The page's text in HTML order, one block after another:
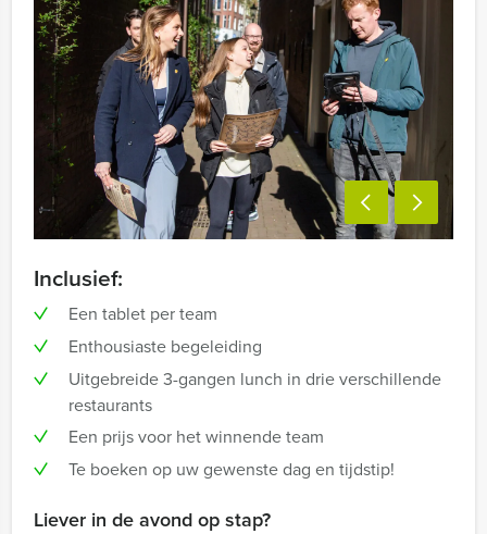
Inclusief:
Een tablet per team
Enthousiaste begeleiding
Uitgebreide 3-gangen lunch in drie verschillende
restaurants
Een prijs voor het winnende team
Te boeken op uw gewenste dag en tijdstip!
Liever in de avond op stap?